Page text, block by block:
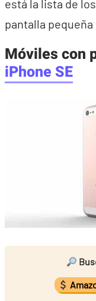
está la lista de
pantalla
Móviles con
iPhone SE